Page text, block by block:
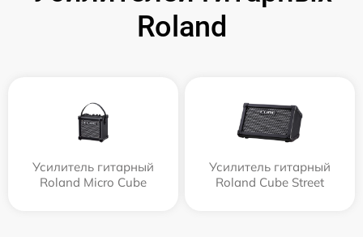
Roland
Усилитель гитарный
Roland Micro Cube
Усилитель гитарный
Roland Cube Street